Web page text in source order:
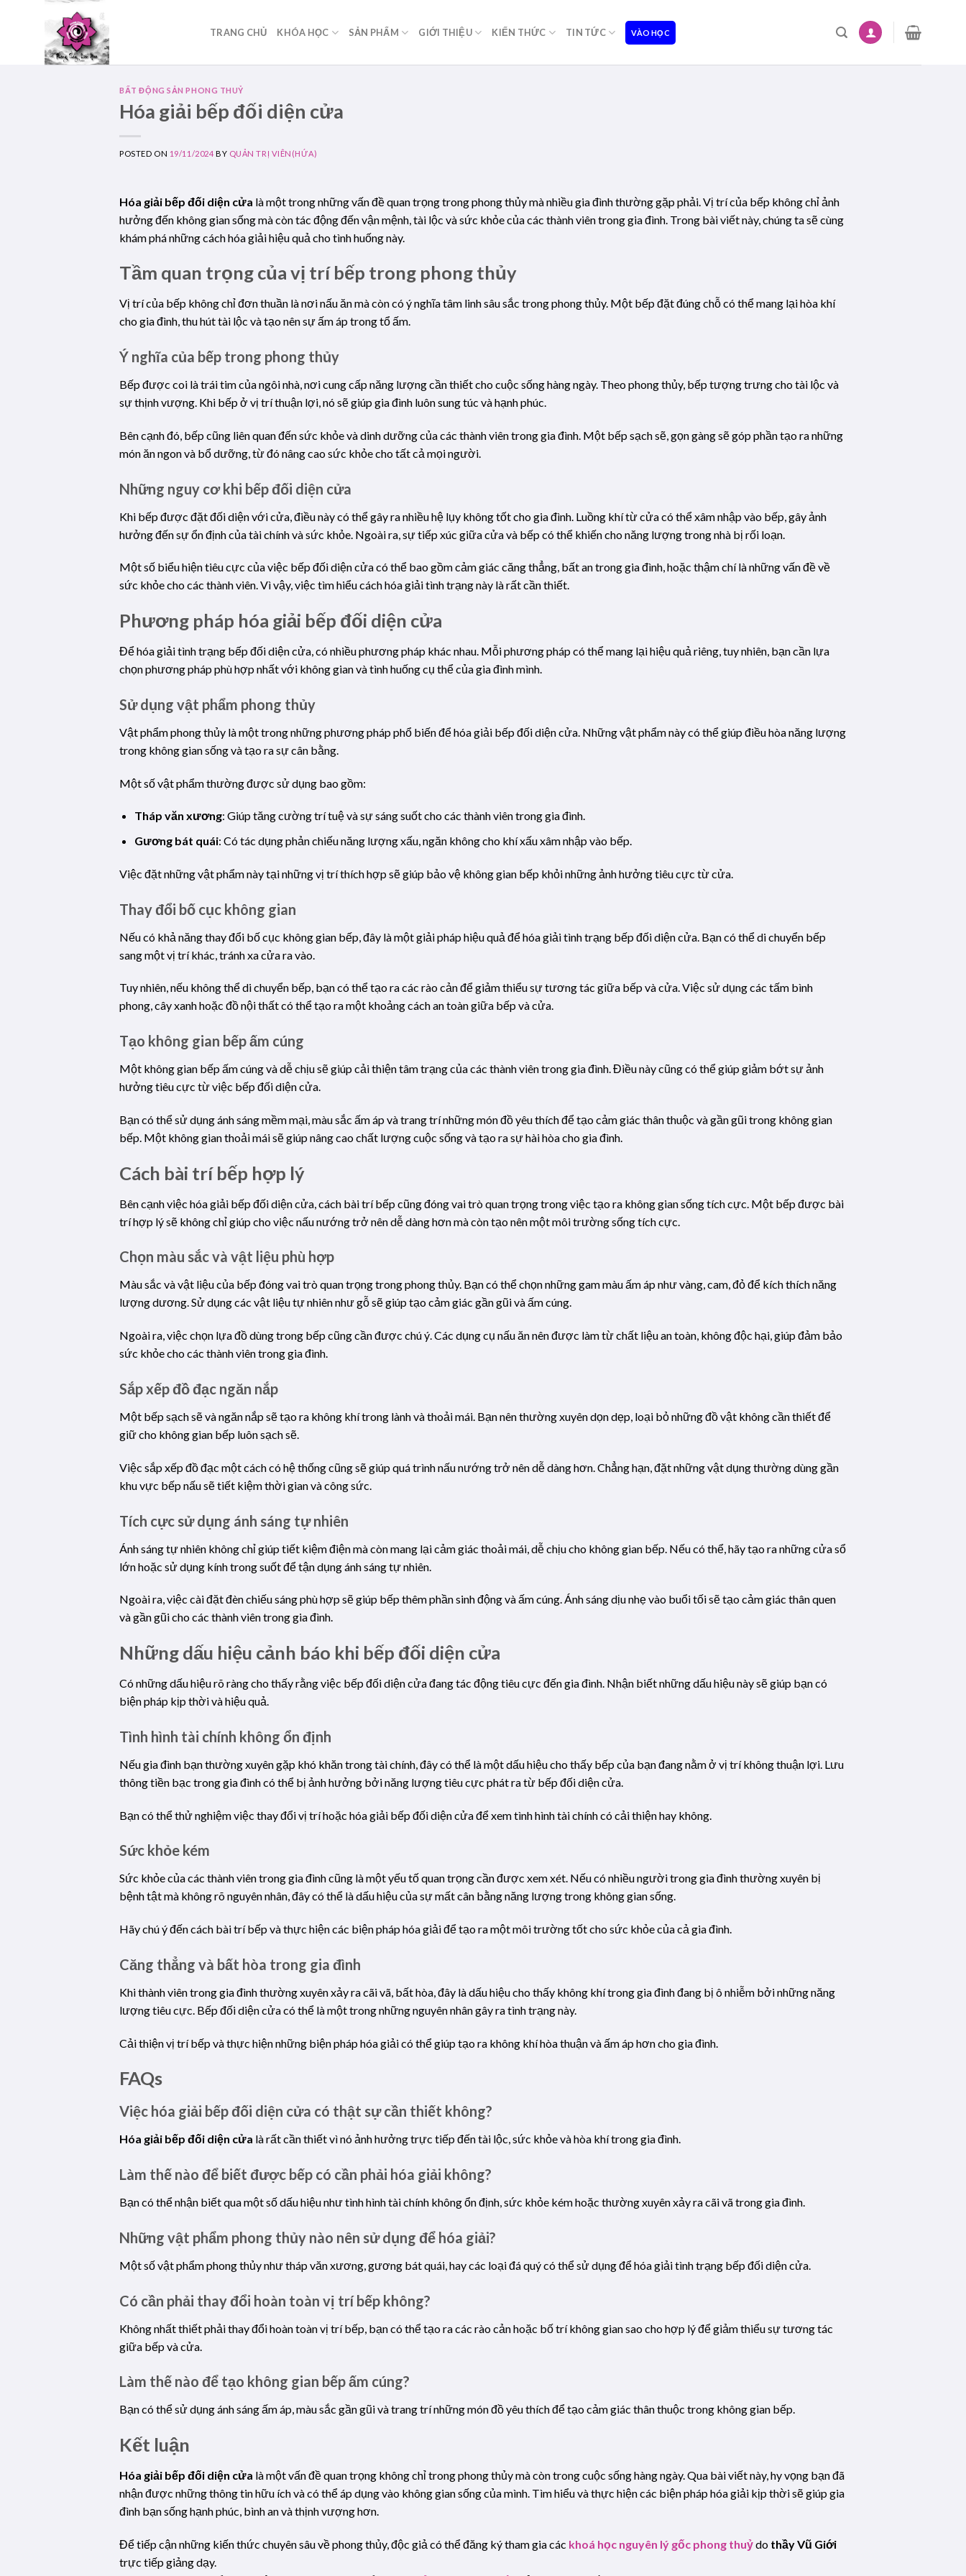
TRANG CHỦ KHÓA HỌC SẢN PHẨM GIỚI THIỆU KIẾN THỨC TIN TỨC VÀO HỌC
BẤT ĐỘNG SẢN PHONG THUỶ
Hóa giải bếp đối diện cửa
POSTED ON 19/11/2024 BY QUẢN TRỊ VIÊN(HỨA)
Hóa giải bếp đối diện cửa là một trong những vấn đề quan trọng trong phong thủy mà nhiều gia đình thường gặp phải. Vị trí của bếp không chỉ ảnh
hưởng đến không gian sống mà còn tác động đến vận mệnh, tài lộc và sức khỏe của các thành viên trong gia đình. Trong bài viết này, chúng ta sẽ cùng
khám phá những cách hóa giải hiệu quả cho tình huống này.
Tầm quan trọng của vị trí bếp trong phong thủy
Vị trí của bếp không chỉ đơn thuần là nơi nấu ăn mà còn có ý nghĩa tâm linh sâu sắc trong phong thủy. Một bếp đặt đúng chỗ có thể mang lại hòa khí
cho gia đình, thu hút tài lộc và tạo nên sự ấm áp trong tổ ấm.
Ý nghĩa của bếp trong phong thủy
Bếp được coi là trái tim của ngôi nhà, nơi cung cấp năng lượng cần thiết cho cuộc sống hàng ngày. Theo phong thủy, bếp tượng trưng cho tài lộc và
sự thịnh vượng. Khi bếp ở vị trí thuận lợi, nó sẽ giúp gia đình luôn sung túc và hạnh phúc.
Bên cạnh đó, bếp cũng liên quan đến sức khỏe và dinh dưỡng của các thành viên trong gia đình. Một bếp sạch sẽ, gọn gàng sẽ góp phần tạo ra những
món ăn ngon và bổ dưỡng, từ đó nâng cao sức khỏe cho tất cả mọi người.
Những nguy cơ khi bếp đối diện cửa
Khi bếp được đặt đối diện với cửa, điều này có thể gây ra nhiều hệ lụy không tốt cho gia đình. Luồng khí từ cửa có thể xâm nhập vào bếp, gây ảnh
hưởng đến sự ổn định của tài chính và sức khỏe. Ngoài ra, sự tiếp xúc giữa cửa và bếp có thể khiến cho năng lượng trong nhà bị rối loạn.
Một số biểu hiện tiêu cực của việc bếp đối diện cửa có thể bao gồm cảm giác căng thẳng, bất an trong gia đình, hoặc thậm chí là những vấn đề về
sức khỏe cho các thành viên. Vì vậy, việc tìm hiểu cách hóa giải tình trạng này là rất cần thiết.
Phương pháp hóa giải bếp đối diện cửa
Để hóa giải tình trạng bếp đối diện cửa, có nhiều phương pháp khác nhau. Mỗi phương pháp có thể mang lại hiệu quả riêng, tuy nhiên, bạn cần lựa
chọn phương pháp phù hợp nhất với không gian và tình huống cụ thể của gia đình mình.
Sử dụng vật phẩm phong thủy
Vật phẩm phong thủy là một trong những phương pháp phổ biến để hóa giải bếp đối diện cửa. Những vật phẩm này có thể giúp điều hòa năng lượng
trong không gian sống và tạo ra sự cân bằng.
Một số vật phẩm thường được sử dụng bao gồm:
Tháp văn xương: Giúp tăng cường trí tuệ và sự sáng suốt cho các thành viên trong gia đình.
Gương bát quái: Có tác dụng phản chiếu năng lượng xấu, ngăn không cho khí xấu xâm nhập vào bếp.
Việc đặt những vật phẩm này tại những vị trí thích hợp sẽ giúp bảo vệ không gian bếp khỏi những ảnh hưởng tiêu cực từ cửa.
Thay đổi bố cục không gian
Nếu có khả năng thay đổi bố cục không gian bếp, đây là một giải pháp hiệu quả để hóa giải tình trạng bếp đối diện cửa. Bạn có thể di chuyển bếp
sang một vị trí khác, tránh xa cửa ra vào.
Tuy nhiên, nếu không thể di chuyển bếp, bạn có thể tạo ra các rào cản để giảm thiểu sự tương tác giữa bếp và cửa. Việc sử dụng các tấm bình
phong, cây xanh hoặc đồ nội thất có thể tạo ra một khoảng cách an toàn giữa bếp và cửa.
Tạo không gian bếp ấm cúng
Một không gian bếp ấm cúng và dễ chịu sẽ giúp cải thiện tâm trạng của các thành viên trong gia đình. Điều này cũng có thể giúp giảm bớt sự ảnh
hưởng tiêu cực từ việc bếp đối diện cửa.
Bạn có thể sử dụng ánh sáng mềm mại, màu sắc ấm áp và trang trí những món đồ yêu thích để tạo cảm giác thân thuộc và gần gũi trong không gian
bếp. Một không gian thoải mái sẽ giúp nâng cao chất lượng cuộc sống và tạo ra sự hài hòa cho gia đình.
Cách bài trí bếp hợp lý
Bên cạnh việc hóa giải bếp đối diện cửa, cách bài trí bếp cũng đóng vai trò quan trọng trong việc tạo ra không gian sống tích cực. Một bếp được bài
trí hợp lý sẽ không chỉ giúp cho việc nấu nướng trở nên dễ dàng hơn mà còn tạo nên một môi trường sống tích cực.
Chọn màu sắc và vật liệu phù hợp
Màu sắc và vật liệu của bếp đóng vai trò quan trọng trong phong thủy. Bạn có thể chọn những gam màu ấm áp như vàng, cam, đỏ để kích thích năng
lượng dương. Sử dụng các vật liệu tự nhiên như gỗ sẽ giúp tạo cảm giác gần gũi và ấm cúng.
Ngoài ra, việc chọn lựa đồ dùng trong bếp cũng cần được chú ý. Các dụng cụ nấu ăn nên được làm từ chất liệu an toàn, không độc hại, giúp đảm bảo
sức khỏe cho các thành viên trong gia đình.
Sắp xếp đồ đạc ngăn nắp
Một bếp sạch sẽ và ngăn nắp sẽ tạo ra không khí trong lành và thoải mái. Bạn nên thường xuyên dọn dẹp, loại bỏ những đồ vật không cần thiết để
giữ cho không gian bếp luôn sạch sẽ.
Việc sắp xếp đồ đạc một cách có hệ thống cũng sẽ giúp quá trình nấu nướng trở nên dễ dàng hơn. Chẳng hạn, đặt những vật dụng thường dùng gần
khu vực bếp nấu sẽ tiết kiệm thời gian và công sức.
Tích cực sử dụng ánh sáng tự nhiên
Ánh sáng tự nhiên không chỉ giúp tiết kiệm điện mà còn mang lại cảm giác thoải mái, dễ chịu cho không gian bếp. Nếu có thể, hãy tạo ra những cửa sổ
lớn hoặc sử dụng kính trong suốt để tận dụng ánh sáng tự nhiên.
Ngoài ra, việc cài đặt đèn chiếu sáng phù hợp sẽ giúp bếp thêm phần sinh động và ấm cúng. Ánh sáng dịu nhẹ vào buổi tối sẽ tạo cảm giác thân quen
và gần gũi cho các thành viên trong gia đình.
Những dấu hiệu cảnh báo khi bếp đối diện cửa
Có những dấu hiệu rõ ràng cho thấy rằng việc bếp đối diện cửa đang tác động tiêu cực đến gia đình. Nhận biết những dấu hiệu này sẽ giúp bạn có
biện pháp kịp thời và hiệu quả.
Tình hình tài chính không ổn định
Nếu gia đình bạn thường xuyên gặp khó khăn trong tài chính, đây có thể là một dấu hiệu cho thấy bếp của bạn đang nằm ở vị trí không thuận lợi. Lưu
thông tiền bạc trong gia đình có thể bị ảnh hưởng bởi năng lượng tiêu cực phát ra từ bếp đối diện cửa.
Bạn có thể thử nghiệm việc thay đổi vị trí hoặc hóa giải bếp đối diện cửa để xem tình hình tài chính có cải thiện hay không.
Sức khỏe kém
Sức khỏe của các thành viên trong gia đình cũng là một yếu tố quan trọng cần được xem xét. Nếu có nhiều người trong gia đình thường xuyên bị
bệnh tật mà không rõ nguyên nhân, đây có thể là dấu hiệu của sự mất cân bằng năng lượng trong không gian sống.
Hãy chú ý đến cách bài trí bếp và thực hiện các biện pháp hóa giải để tạo ra một môi trường tốt cho sức khỏe của cả gia đình.
Căng thẳng và bất hòa trong gia đình
Khi thành viên trong gia đình thường xuyên xảy ra cãi vã, bất hòa, đây là dấu hiệu cho thấy không khí trong gia đình đang bị ô nhiễm bởi những năng
lượng tiêu cực. Bếp đối diện cửa có thể là một trong những nguyên nhân gây ra tình trạng này.
Cải thiện vị trí bếp và thực hiện những biện pháp hóa giải có thể giúp tạo ra không khí hòa thuận và ấm áp hơn cho gia đình.
FAQs
Việc hóa giải bếp đối diện cửa có thật sự cần thiết không?
Hóa giải bếp đối diện cửa là rất cần thiết vì nó ảnh hưởng trực tiếp đến tài lộc, sức khỏe và hòa khí trong gia đình.
Làm thế nào để biết được bếp có cần phải hóa giải không?
Bạn có thể nhận biết qua một số dấu hiệu như tình hình tài chính không ổn định, sức khỏe kém hoặc thường xuyên xảy ra cãi vã trong gia đình.
Những vật phẩm phong thủy nào nên sử dụng để hóa giải?
Một số vật phẩm phong thủy như tháp văn xương, gương bát quái, hay các loại đá quý có thể sử dụng để hóa giải tình trạng bếp đối diện cửa.
Có cần phải thay đổi hoàn toàn vị trí bếp không?
Không nhất thiết phải thay đổi hoàn toàn vị trí bếp, bạn có thể tạo ra các rào cản hoặc bố trí không gian sao cho hợp lý để giảm thiểu sự tương tác
giữa bếp và cửa.
Làm thế nào để tạo không gian bếp ấm cúng?
Bạn có thể sử dụng ánh sáng ấm áp, màu sắc gần gũi và trang trí những món đồ yêu thích để tạo cảm giác thân thuộc trong không gian bếp.
Kết luận
Hóa giải bếp đối diện cửa là một vấn đề quan trọng không chỉ trong phong thủy mà còn trong cuộc sống hàng ngày. Qua bài viết này, hy vọng bạn đã
nhận được những thông tin hữu ích và có thể áp dụng vào không gian sống của mình. Tìm hiểu và thực hiện các biện pháp hóa giải kịp thời sẽ giúp gia
đình bạn sống hạnh phúc, bình an và thịnh vượng hơn.
Để tiếp cận những kiến thức chuyên sâu về phong thủy, độc giả có thể đăng ký tham gia các khoá học nguyên lý gốc phong thuỷdo thầy Vũ Giới
trực tiếp giảng dạy.